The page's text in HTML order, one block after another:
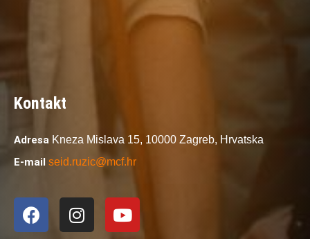
Kontakt
Adresa Kneza Mislava 15, 10000 Zagreb, Hrvatska
E-mail seid.ruzic@mcf.hr